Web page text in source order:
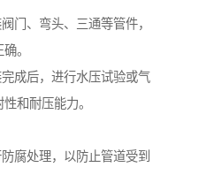
门、弯头、三通等管件，
。
成后，进行水压试验或气
和耐压能力。
腐处理，以防止管道受到